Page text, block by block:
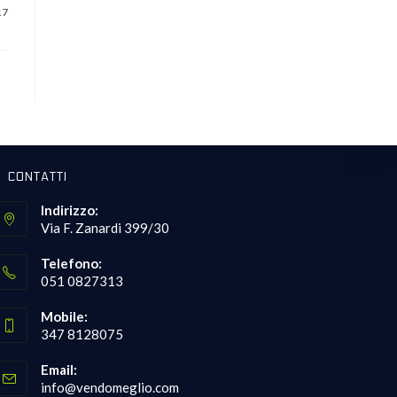
CONTATTI
Indirizzo:
Via F. Zanardi 399/30
Telefono:
051 0827313
in
your
application
Mobile:
347 8128075
in
Email:
info@vendomeglio.comOpens